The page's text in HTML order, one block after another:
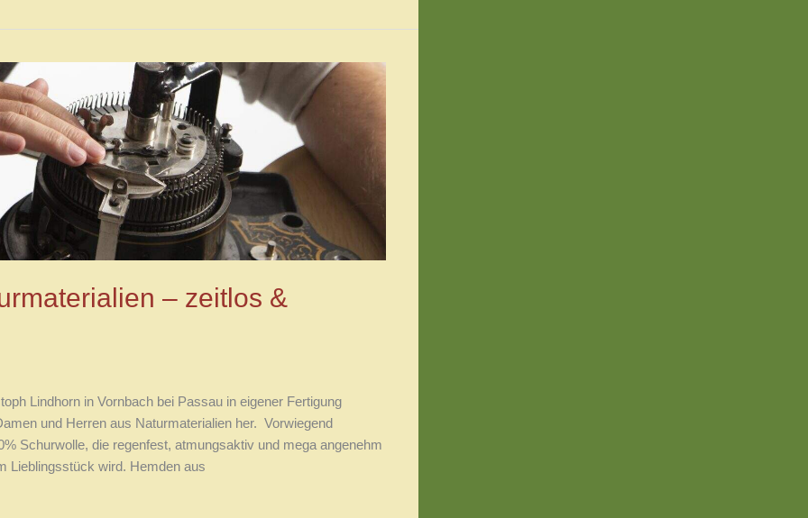
– zeitlos &
Lindhorn in Vornbach bei Passau in eigener Fertigung
und Herren aus Naturmaterialien her. Vorwiegend
Schurwolle, die regenfest, atmungsaktiv und mega angenehm
Lieblingsstück wird. Hemden aus